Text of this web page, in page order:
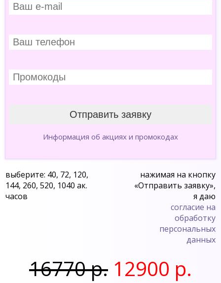
Информация об акциях и промокодах
выберите: 40, 72, 120,
144, 260, 520, 1040 ак.
часов
нажимая на кнопку
«Отправить заявку»,
я даю
согласие на
обработку
персональных
данных
16770 р. 12900 р.